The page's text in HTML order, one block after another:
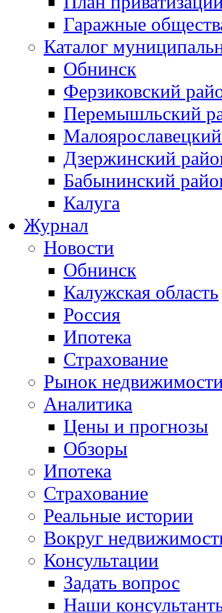
Гаражные
Каталог
Обнинск
Ферзиковский
Перемышльский
Дзержинский
Бабынинский
Калуга
Журнал
Новости
Обнинск
Калужская область
Россия
Ипотека
Страхование
Рынок
Аналитика
Цены и прогнозы
Обзоры
Ипотека
Страхование
Реальные истории
Вокруг
Консультации
Задать вопрос
Наши